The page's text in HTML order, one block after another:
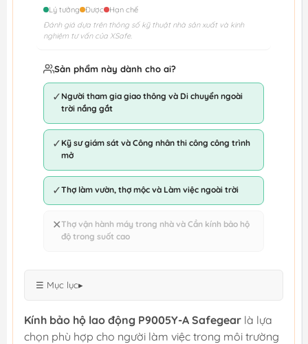
Lý tưởng Được
Hạn chế
Đánh giá dựa trên thông số kỹ thuật nhà sản xuất và kinh
nghiệm tư vấn của XSafe.
Sản phẩm này dành cho ai?
✓ Người tham gia giao thông và Di chuyển ngoài
trời nắng gắt
✓ Kỹ sư giám sát và Công nhân thi công công trình
mở
✓Thợ làm vườn, thợ mộc và Làm việc ngoài trời
✕Thợ vận hành máy trong nhà và Cần kính bảo hộ
độ trong suốt cao
☰ Mục lục▸
Kính bảo hộ lao động P9005Y-A Safegear là lựa
chọn phù hợp cho người làm việc trong môi trường